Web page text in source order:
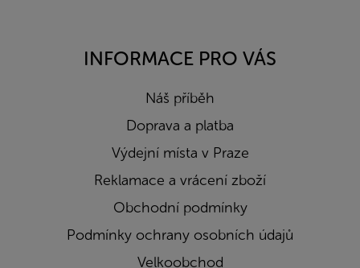
INFORMACE PRO VÁS
Náš příběh
Doprava a platba
Výdejní místa v Praze
Reklamace a vrácení zboží
Obchodní podmínky
Podmínky ochrany osobních údajů
Velkoobchod